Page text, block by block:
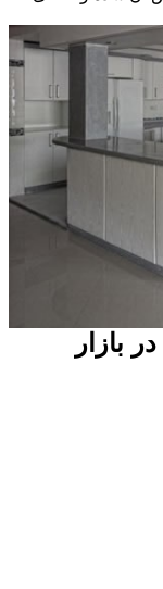
بازار